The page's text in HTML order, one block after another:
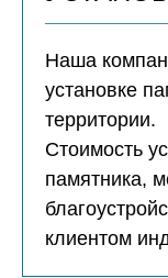
Наша
установке
территории.
Стоимость
памятника,
клиентом